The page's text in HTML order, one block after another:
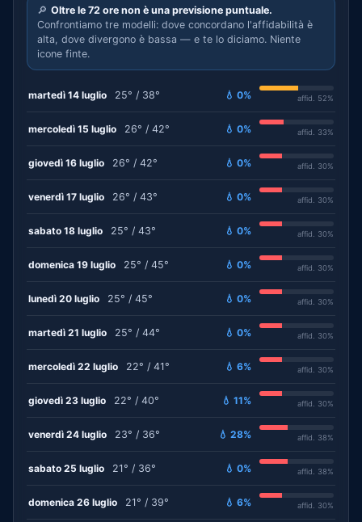
🔎 Oltre le 72 ore non è una previsione puntuale.
Confrontiamo tre modelli: dove concordano l'affidabilità è
alta, dove divergono è bassa — e te lo diciamo. Niente
icone finte.
martedì 14 luglio 25° / 38° 💧 0% affid. 52%
mercoledì 15 luglio 26° / 42° 💧 0% affid. 33%
giovedì 16 luglio 26° / 42° 💧 0% affid. 30%
venerdì 17 luglio 26° / 43° 💧 0% affid. 30%
sabato 18 luglio 25° / 43° 💧 0% affid. 30%
domenica 19 luglio 25° / 45° 💧 0% affid. 30%
lunedì 20 luglio 25° / 45° 💧 0% affid. 30%
martedì 21 luglio 25° / 44° 💧 0% affid. 30%
mercoledì 22 luglio 22° / 41° 💧 6% affid. 30%
giovedì 23 luglio 22° / 40° 💧 11% affid. 30%
venerdì 24 luglio 23° / 36° 💧 28% affid. 38%
sabato 25 luglio 21° / 36° 💧 0% affid. 38%
domenica 26 luglio 21° / 39° 💧 6% affid. 30%